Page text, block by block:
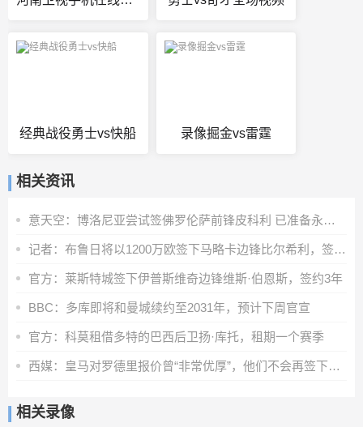
经典战役勇士vs快船 录像掘金vs雷霆
相关资讯
意天空：博洛尼亚尝试签佛罗伦萨前锋皮科利 已准备永久转会报价
记者：布鲁日将以1200万欧签下马略卡边锋比尔希利，签约至2030年
官方：莱斯特城签下伊普斯维奇边锋维斯·伯恩斯，签约3年
BBC：多库即将和曼城续约至2031年，预计下周官宣
官方：科莫租借多特的巴西后卫扬·库托，租期一个赛季
西媒：皇马对罗德里报价曾“非常优厚”，他们不会再签下其他中场
相关录像